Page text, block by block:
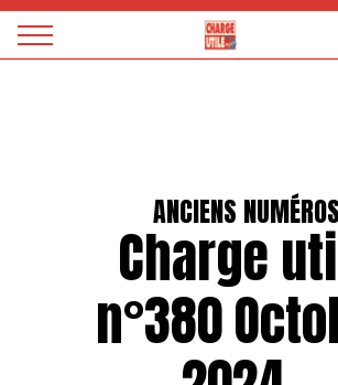
Magazine
ANCIENS NUMÉROS
Charge
n°380
Panneau de gestion des cookies